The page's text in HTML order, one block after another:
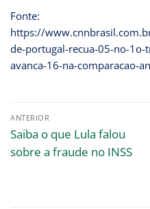
Fonte:
https://
de-portugal-recua-05-no-
avanca-16-na-comparacao-
ANTERIOR
Saiba o que Lula falou
sobre a fraude no INSS